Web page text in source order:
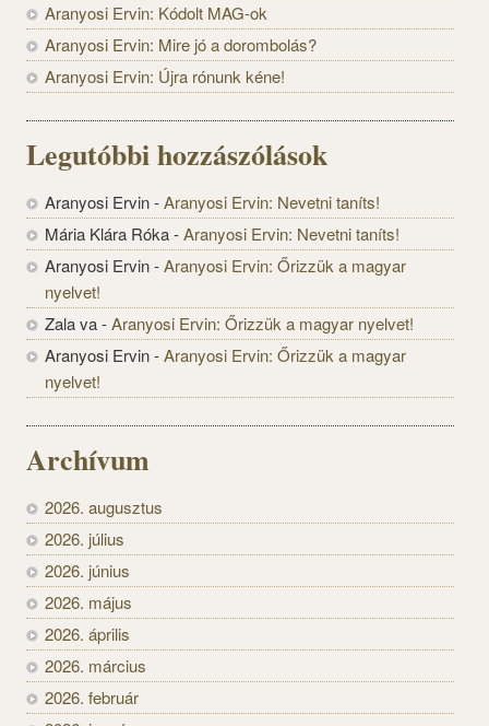
Aranyosi Ervin: Kódolt MAG-ok
Aranyosi Ervin: Mire jó a dorombolás?
Aranyosi Ervin: Újra rónunk kéne!
Legutóbbi hozzászólások
Aranyosi Ervin-Aranyosi Ervin: Nevetni taníts!
Mária Klára Róka-Aranyosi Ervin: Nevetni taníts!
Aranyosi Ervin-Aranyosi Ervin: Őrizzük a magyar
nyelvet!
Zala va-Aranyosi Ervin: Őrizzük a magyar nyelvet!
Aranyosi Ervin-Aranyosi Ervin: Őrizzük a magyar
nyelvet!
Archívum
2026. augusztus
2026. július
2026. június
2026. május
2026. április
2026. március
2026. február